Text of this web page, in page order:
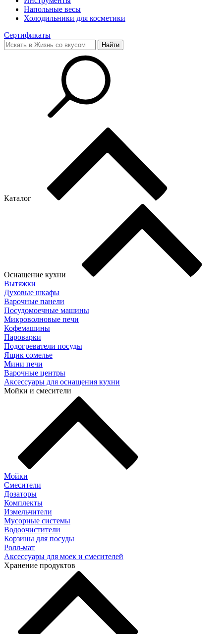
Напольные весы
Холодильники для косметики
Сертификаты
Каталог
Оснащение кухни
Вытяжки
Духовые шкафы
Варочные панели
Посудомоечные машины
Микроволновые печи
Кофемашины
Пароварки
Подогреватели посуды
Ящик сомелье
Мини печи
Варочные центры
Аксессуары для оснащения кухни
Мойки и смесители
Мойки
Смесители
Дозаторы
Комплекты
Измельчители
Мусорные системы
Водоочистители
Корзины для посуды
Ролл-мат
Аксессуары для моек и смесителей
Хранение продуктов